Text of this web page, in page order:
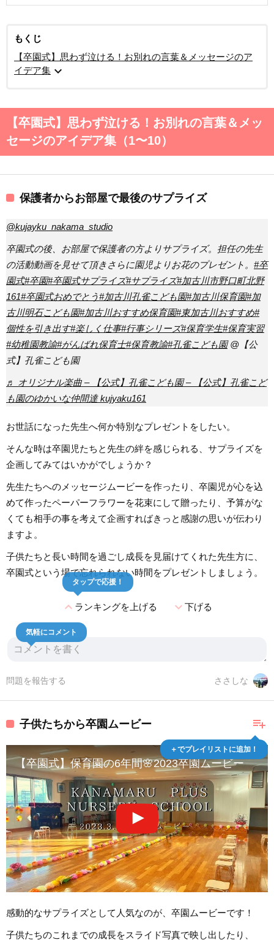
もくじ
【卒園式】思わず泣ける！お別れの言葉＆メッセージのア
イデア集 expand_more
【卒園式】思わず泣ける！お別れの言葉＆メッ
セージのアイデア集（1〜10）
保護者からお部屋で最後のサプライズ
@kujayku_nakama_studio
卒園式の後、お部屋で保護者の方よりサプライズ。担任の先生
の活動動画を見せて頂きさらに園児よりお花のプレゼント。 #卒
園式#卒園#卒園式サプライズ#サプライズ#加古川市野口町北野
161#卒園式おめでとう#加古川孔雀こども園#加古川保育園#加
古川明石こども園#加古川おすすめ保育園#東加古川おすすめ#
個性を引き出す#楽しく仕事#行事シリーズ#保育学生#保育実習
#幼稚園教諭#がんばれ保育士#保育教諭#孔雀こども園@【公
式】孔雀こども園
♬ オリジナル楽曲 – 【公式】孔雀こども園 – 【公式】孔雀こど
も園のゆかいな仲間達 kujyaku161
お世話になった先生へ何か特別なプレゼントをしたい。
そんな時は卒園児たちと先生の絆を感じられる、サプライズを
企画してみてはいかがでしょうか？
先生たちへのメッセージムービーを作ったり、卒園児が心を込
めて作ったペーパーフラワーを花束にして贈ったり、予算がな
くても相手の事を考えて企画すればきっと感謝の思いが伝わり
ますよ。
子供たちと長い時間を過ごし成長を見届けてくれた先生方に、
卒園式という場で忘れられない時間をプレゼントしましょう。
expand_lessランキングを上げる
タップで応援！
expand_more下げる
気軽にコメント
ささしな
問題を報告する
playlist_add
＋でプレイリストに追加！
子供たちから卒園ムービー
【卒園式】保育園の6年間🌸2023卒園ムービー
感動的なサプライズとして人気なのが、卒園ムービーです！
子供たちのこれまでの成長をスライド写真で映し出したり、